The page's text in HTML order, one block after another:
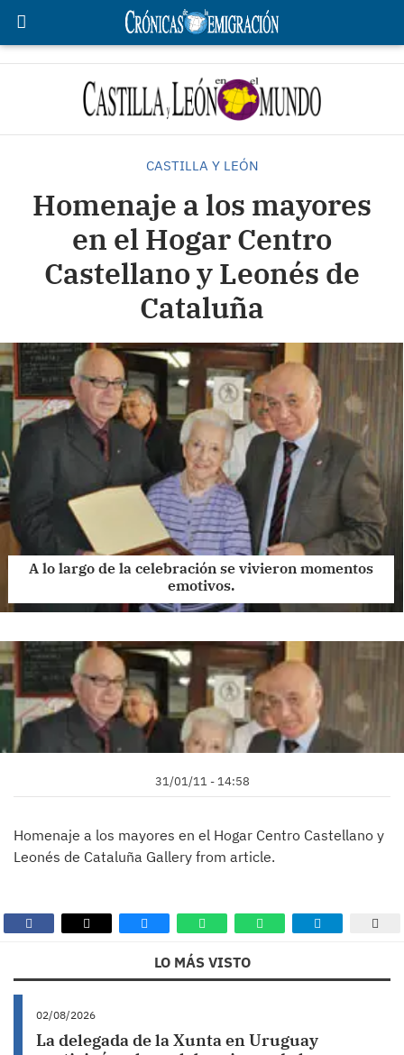
CASTILLA Y LEÓN
Homenaje a los mayores
en el Hogar Centro
Castellano y Leonés de
Cataluña
A lo largo de la celebración se vivieron momentos
emotivos.
31/01/11 - 14:58
Homenaje a los mayores en el Hogar Centro Castellano y
Leonés de Cataluña Gallery from article.
LO MÁS VISTO
02/08/2026
La delegada de la Xunta en Uruguay